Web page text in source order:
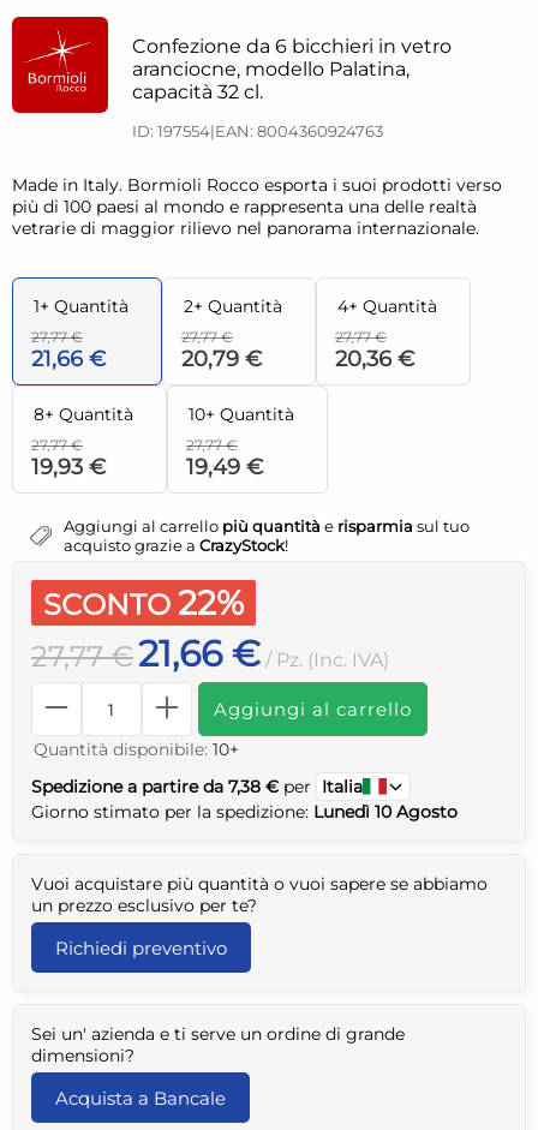
Confezione da 6 bicchieri in vetro
aranciocne, modello Palatina,
capacità 32 cl.
ID: 197554|EAN: 8004360924763
Made in Italy. Bormioli Rocco esporta i suoi prodotti verso
più di 100 paesi al mondo e rappresenta una delle realtà
vetrarie di maggior rilievo nel panorama internazionale.
1+ Quantità
27,77 €
21,66 €
2+ Quantità
27,77 €
20,79 €
4+ Quantità
27,77 €
20,36 €
8+ Quantità
27,77 €
19,93 €
10+ Quantità
27,77 €
19,49 €
Aggiungi al carrello più quantità e risparmia sul tuo
acquisto grazie a CrazyStock!
SCONTO 22%
27,77 €21,66 € / Pz. (Inc. IVA)
Aggiungi al carrello
Quantità disponibile: 10+
Spedizione a partire da 7,38 € per
Italia
Giorno stimato per la spedizione: Lunedì 10 Agosto
Vuoi acquistare più quantità o vuoi sapere se abbiamo
un prezzo esclusivo per te?
Richiedi preventivo
Sei un' azienda e ti serve un ordine di grande
dimensioni?
Acquista a Bancale